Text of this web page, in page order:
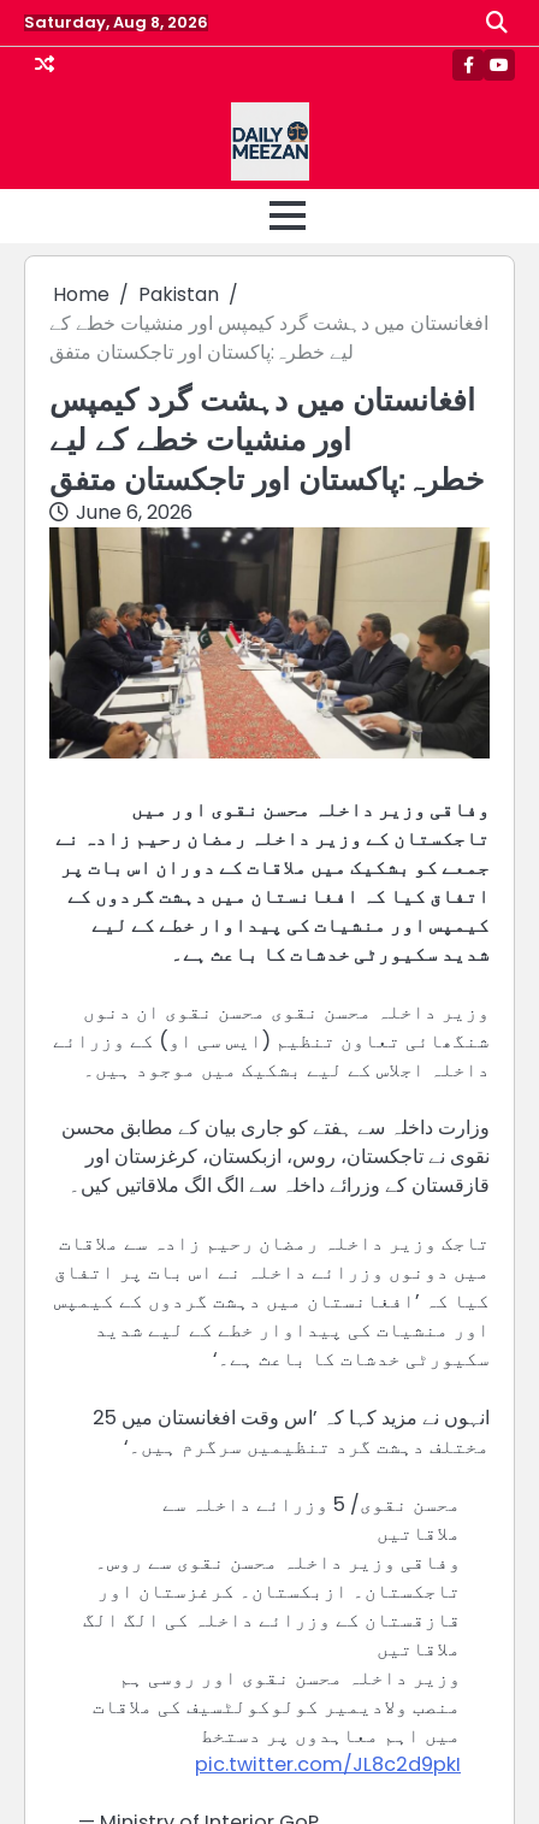
Skip
to
content
Saturday, Aug 8, 2026
Home
Pakistan
افغانستان میں دہشت گرد کیمپس اور منشیات خطے کے
لیے خطرہ:پاکستان اور تاجکستان متفق
افغانستان میں دہشت گرد کیمپس
اور منشیات خطے کے لیے
خطرہ:پاکستان اور تاجکستان متفق
June 6, 2026
وفاقی وزیر داخلہ محسن نقوی اور میں
تاجکستان کے وزیر داخلہ رمضان رحیم زادہ نے
جمعے کو بشکیک میں ملاقات کے دوران اس بات پر
اتفاق کیا کہ افغانستان میں دہشت گردوں کے
کیمپس اور منشیات کی پیداوار خطے کے لیے
شدید سکیورٹی خدشات کا باعث ہے۔
وزیر داخلہ محسن نقوی محسن نقوی ان دنوں
شنگھائی تعاون تنظیم (ایس سی او) کے وزرائے
داخلہ اجلاس کے لیے بشکیک میں موجود ہیں۔
وزارت داخلہ سے ہفتے کو جاری بیان کے مطابق محسن
نقوی نے تاجکستان، روس، ازبکستان، کرغزستان اور
قازقستان کے وزرائے داخلہ سے الگ الگ ملاقاتیں کیں۔
تاجک وزیر داخلہ رمضان رحیم زادہ سے ملاقات
میں دونوں وزرائے داخلہ نے اس بات پر اتفاق
کیا کہ ’افغانستان میں دہشت گردوں کے کیمپس
اور منشیات کی پیداوار خطے کے لیے شدید
سکیورٹی خدشات کا باعث ہے۔‘
انہوں نے مزید کہا کہ ’اس وقت افغانستان میں 25
مختلف دہشت گرد تنظیمیں سرگرم ہیں۔‘
محسن نقوی/ 5 وزرائے داخلہ سے
ملاقاتیں
وفاقی وزیر داخلہ محسن نقوی سے روس۔
تاجکستان۔ ازبکستان۔ کرغزستان اور
قازقستان کے وزرائے داخلہ کی الگ الگ
ملاقاتیں
وزیر داخلہ محسن نقوی اور روسی ہم
منصب ولادیمیر کولوکولٹسیف کی ملاقات
میں اہم معاہدوں پر دستخط
pic.twitter.com/JL8c2d9pkI